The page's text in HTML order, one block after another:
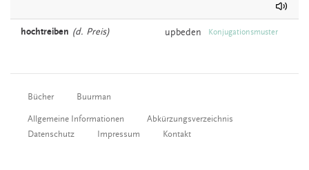
hochtreiben (d. Preis) upbeden Konjugationsmuster
Bücher Buurman
Allgemeine Informationen
Abkürzungsverzeichnis
Datenschutz
Impressum Kontakt